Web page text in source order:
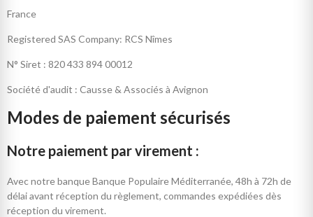
France
Registered SAS Company: RCS Nîmes
N° Siret : 820 433 894 00012
Société d'audit : Causse & Associés à Avignon
Modes de paiement sécurisés
Notre paiement par virement :
Avec notre banque Banque Populaire Méditerranée, 48h à 72h de
délai avant réception du règlement, commandes expédiées dès
réception du virement.